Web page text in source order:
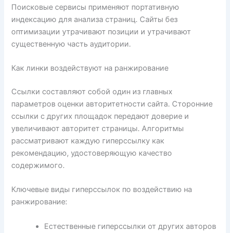
Поисковые сервисы применяют портативную
индексацию для анализа страниц. Сайты без
оптимизации утрачивают позиции и утрачивают
существенную часть аудитории.
Как линки воздействуют на ранжирование
Ссылки составляют собой один из главных
параметров оценки авторитетности сайта. Сторонние
ссылки с других площадок передают доверие и
увеличивают авторитет страницы. Алгоритмы
рассматривают каждую гиперссылку как
рекомендацию, удостоверяющую качество
содержимого.
Ключевые виды гиперссылок по воздействию на
ранжирование:
Естественные гиперссылки от других авторов